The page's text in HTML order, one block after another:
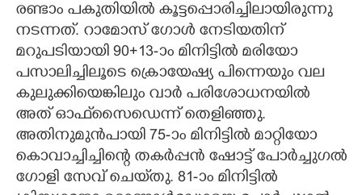
രണ്ടാം പകുതിയിൽ കൂട്ടപ്പൊരിച്ചിലായിരുന്നു
നടന്നത്. റാമോസ്‌ ഗോൾ നേടിയതിന്
മറുപടിയായി 90+13-ാം മിനിട്ടിൽ മരിയോ
പസാലിച്ചിലൂടെ ക്രൊയേഷ്യ പിന്നെയും വല
കുലുക്കിയെങ്കിലും വാർ പരിശോധനയിൽ
അത് ഓഫ്‌സൈഡെന്ന് തെളിഞ്ഞു.
അതിനുമുൻപായി 75-ാം മിനിട്ടിൽ മാറ്റിയോ
കൊവാച്ചിച്ചിന്റെ തകർപ്പൻ ഷോട്ട് പോർച്ചുഗൽ
ഗോളി സേവ് ചെയ്‌തു. 81-ാം മിനിട്ടിൽ